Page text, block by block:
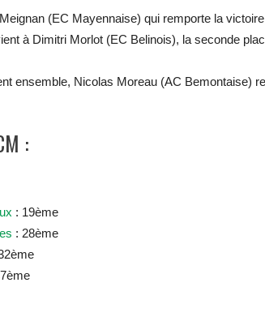
(EC Mayennaise) qui remporte la
à Dimitri Morlot (EC Belinois), la seconde
ensemble, Nicolas Moreau (AC Bemontaise)
:
: 19ème
: 28ème